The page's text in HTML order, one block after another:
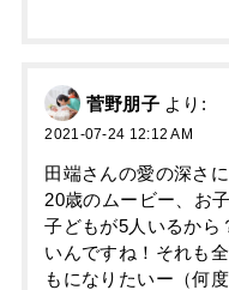
菅野朋子 より:
2021-07-24 12:12 AM
田端さんの愛の深さ
20歳のムービー、お
子どもが5人いるから
いんですね！それも
もになりたいー（何